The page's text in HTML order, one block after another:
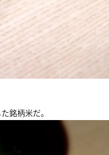
銘柄米だ。